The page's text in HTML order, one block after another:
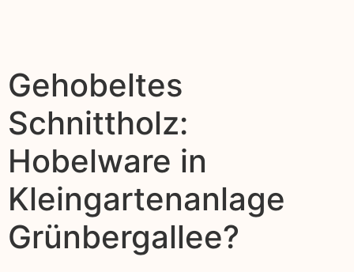
Gehobeltes
Schnittholz:
Hobelware in
Kleingartenanlage
Grünbergallee?